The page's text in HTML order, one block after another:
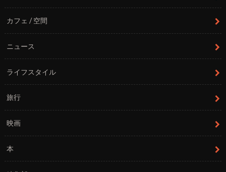
カフェ / 空間
ニュース
ライフスタイル
旅行
映画
本